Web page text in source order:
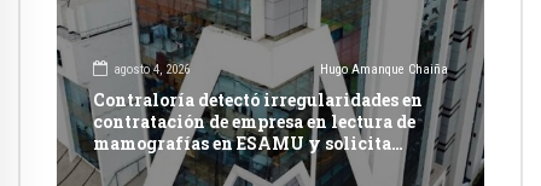
agosto 4, 2026 Hugo Amanque Chaiña
Contraloría detectó irregularidades en
contratación de empresa en lectura de
mamografías en ESAMU y solicita
acciones penales contra funcionarios